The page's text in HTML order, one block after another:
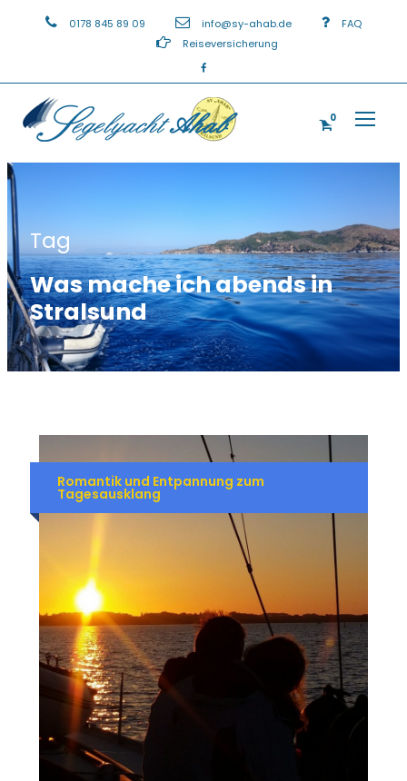
0178 845 89 09 info@sy-ahab.de
FAQ
Reiseversicherung
0
Tag
Was mache ich abends in
Stralsund
Romantik und Entpannung zum
Tagesausklang